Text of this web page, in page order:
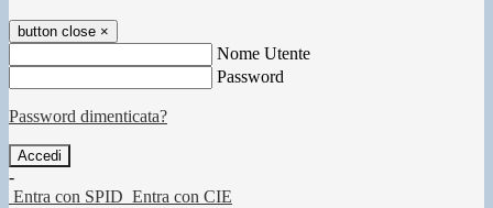
button close ×
Nome Utente
Password
Password dimenticata?
-
Entra con SPID Entra con CIE